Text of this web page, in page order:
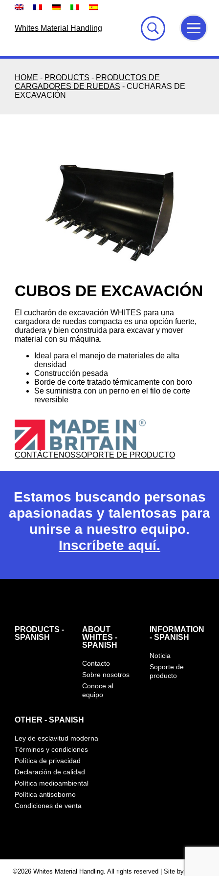
Skip
Whites Material Handling
HOME - PRODUCTS - PRODUCTOS DE
CARGADORES DE RUEDAS - CUCHARAS DE
EXCAVACIÓN
CUBOS DE EXCAVACIÓN
El cucharón de excavación WHITES para una
cargadora de ruedas compacta es una opción fuerte,
duradera y bien construida para excavar y mover
material con su máquina.
Ideal para el manejo de materiales de alta
densidad
Construcción pesada
Borde de corte tratado térmicamente con boro
Se suministra con un perno en el filo de corte
reversible
CONTÁCTENOSSOPORTE DE PRODUCTO
Estamos buscando personas
apasionadas y talentosas para
unirse a nuestro equipo.
Inscríbete aquí.
PRODUCTS -
SPANISH
ABOUT
WHITES -
SPANISH
Contacto
Sobre nosotros
Conoce al
equipo
INFORMATION
- SPANISH
Noticia
Soporte de
producto
OTHER - SPANISH
Ley de esclavitud moderna
Términos y condiciones
Política de privacidad
Declaración de calidad
Política medioambiental
Política antisoborno
Condiciones de venta
©2026 Whites Material Handling. All rights reserved | Site by